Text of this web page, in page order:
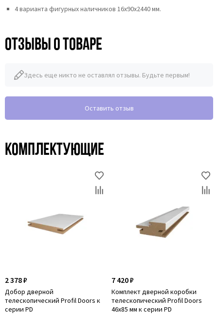
4 варианта фигурных наличников 16х90х2440 мм.
Отзывы о товаре
Здесь еще никто не оставлял отзывы. Будьте первым!
Оставить отзыв
Комплектующие
2 378 ₽
Добор дверной
телескопический Profil Doors к
серии PD
7 420 ₽
Комплект дверной коробки
телескопический Profil Doors
46x85 мм к серии PD